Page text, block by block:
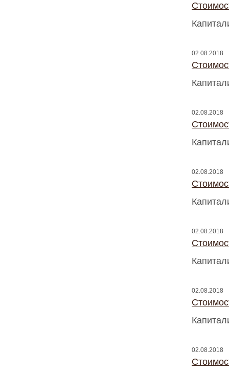
02.08.2018
02.08.2018
02.08.2018
02.08.2018
02.08.2018
02.08.2018